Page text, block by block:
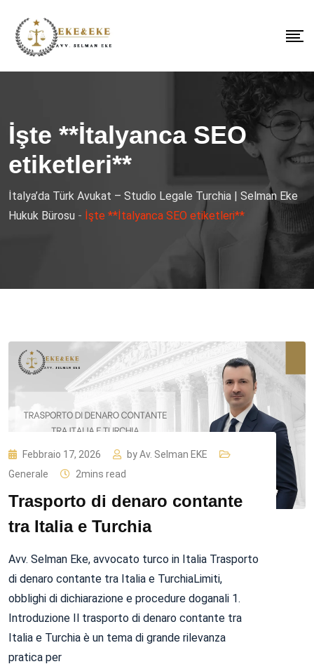
İşte **İtalyanca SEO
etiketleri**
İtalya’da Türk Avukat – Studio Legale Turchia | Selman Eke
Hukuk Bürosu - İşte **İtalyanca SEO etiketleri**
Febbraio 17, 2026 byAv. Selman EKE
Generale
2mins read
Trasporto di denaro contante
tra Italia e Turchia
Avv. Selman Eke, avvocato turco in Italia Trasporto
di denaro contante tra Italia e TurchiaLimiti,
obblighi di dichiarazione e procedure doganali 1.
Introduzione Il trasporto di denaro contante tra
Italia e Turchia è un tema di grande rilevanza
pratica per